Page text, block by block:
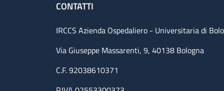
CONTATTI
IRCCS Azienda Ospedaliero - Universitaria di
Via Giuseppe Massarenti, 9, 40138 Bologna
C.F. 92038610371